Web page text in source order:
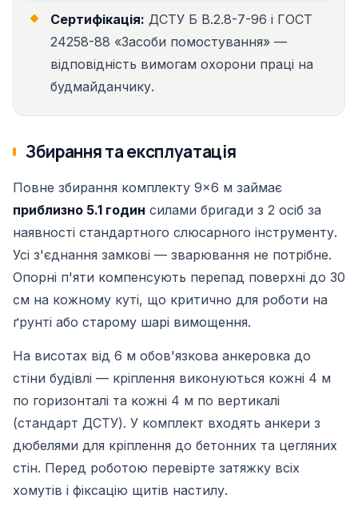
Сертифікація: ДСТУ Б В.2.8-7-96 і ГОСТ
24258-88 «Засоби помостування» —
відповідність вимогам охорони праці на
будмайданчику.
Збирання та експлуатація
Повне збирання комплекту 9×6 м займає
приблизно 5.1 годин силами бригади з 2 осіб за
наявності стандартного слюсарного інструменту.
Усі з'єднання замкові — зварювання не потрібне.
Опорні п'яти компенсують перепад поверхні до 30
см на кожному куті, що критично для роботи на
ґрунті або старому шарі вимощення.
На висотах від 6 м обов'язкова анкеровка до
стіни будівлі — кріплення виконуються кожні 4 м
по горизонталі та кожні 4 м по вертикалі
(стандарт ДСТУ). У комплект входять анкери з
дюбелями для кріплення до бетонних та цегляних
стін. Перед роботою перевірте затяжку всіх
хомутів і фіксацію щитів настилу.